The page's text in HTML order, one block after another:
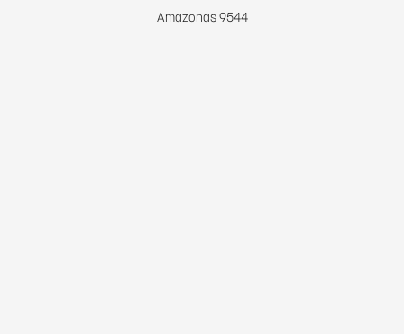
Amazonas 9544